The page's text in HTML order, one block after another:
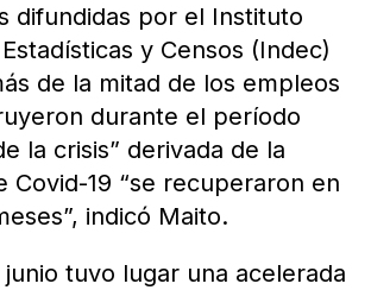
difundidas por el Instituto
y Censos (Indec)
de la mitad de los empleos
durante el período
la crisis” derivada de la
Covid-19 “se recuperaron en
indicó Maito.
tuvo lugar una acelerada